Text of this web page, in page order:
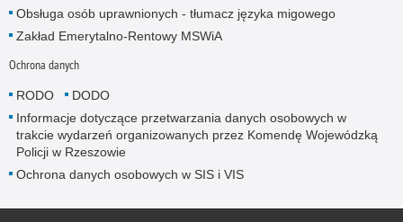
Obsługa osób uprawnionych - tłumacz języka migowego
Zakład Emerytalno-Rentowy MSWiA
Ochrona danych
RODO
DODO
Informacje dotyczące przetwarzania danych osobowych w
trakcie wydarzeń organizowanych przez Komendę Wojewódzką
Policji w Rzeszowie
Ochrona danych osobowych w SIS i VIS